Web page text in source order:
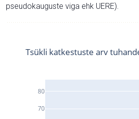
pseudokauguste viga ehk UERE).
70
80
Tsükli katkestuste arv